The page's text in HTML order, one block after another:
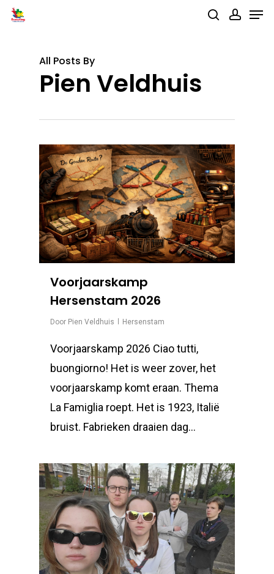
Skip
All Posts By
Pien Veldhuis
Voorjaarskamp
Hersenstam 2026
Door Pien Veldhuis Hersenstam
Voorjaarskamp 2026 Ciao tutti,
buongiorno! Het is weer zover, het
voorjaarskamp komt eraan. Thema
La Famiglia roept. Het is 1923, Italië
bruist. Fabrieken draaien dag...